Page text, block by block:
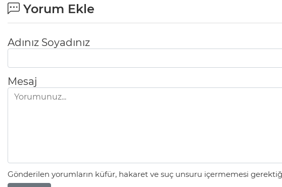
Yorum Ekle
Adınız Soyadınız
Mesaj
Gönderilen yorumların küfür, hakaret ve suç unsuru içermemesi